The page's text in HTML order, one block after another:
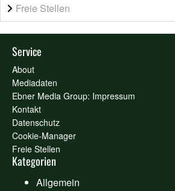
Freie Stellen
Service
About
Mediadaten
Ebner Media Group: Impressum
Kontakt
Datenschutz
Cookie-Manager
Freie Stellen
Kategorien
Allgemein